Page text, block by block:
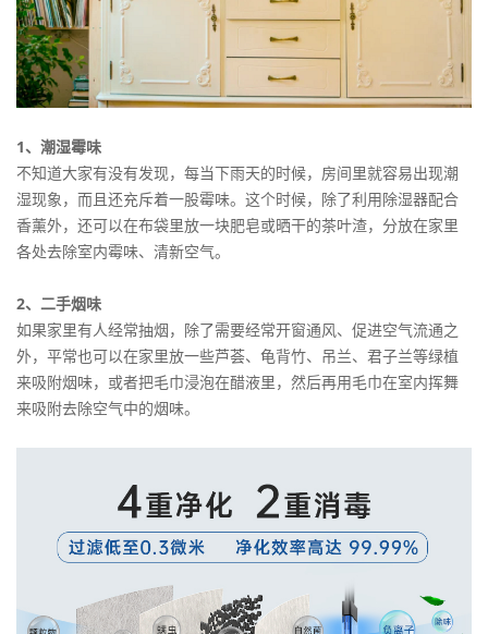
1、潮湿霉味
不知道大家有没有发现，每当下雨天的时候，房间里就容易出现潮
湿现象，而且还充斥着一股霉味。这个时候，除了利用除湿器配合
香薰外，还可以在布袋里放一块肥皂或晒干的茶叶渣，分放在家里
各处去除室内霉味、清新空气。
2、二手烟味
如果家里有人经常抽烟，除了需要经常开窗通风、促进空气流通之
外，平常也可以在家里放一些芦荟、龟背竹、吊兰、君子兰等绿植
来吸附烟味，或者把毛巾浸泡在醋液里，然后再用毛巾在室内挥舞
来吸附去除空气中的烟味。